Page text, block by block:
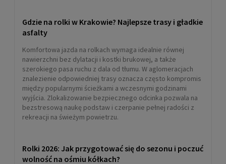
Gdzie na rolki w Krakowie? Najlepsze trasy i gładkie
asfalty
Komfortowa jazda na rolkach wymaga idealnie równej
nawierzchni bez dylatacji i kostki brukowej, a także
szerokiego pasa ruchu z dala od tłumu. W aglomeracjach
znalezienie odpowiedniej trasy oznacza często kompromis
między popularnymi ścieżkami a wczesnymi godzinami
wyjścia. Zlokalizowanie bezpiecznego odcinka pozwala na
bezstresową naukę podstaw i czerpanie pełnej radości z
rekreacji na świeżym powietrzu.
Rolki 2026: Jak przygotować się do sezonu i poczuć
wolność na ośmiu kółkach?